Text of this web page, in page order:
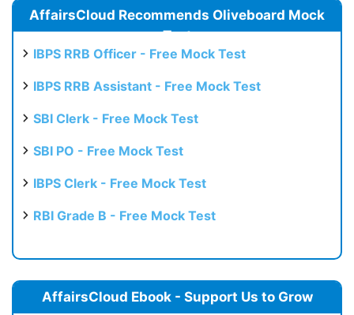
AffairsCloud Recommends Oliveboard Mock
Test
IBPS RRB Officer - Free Mock Test
IBPS RRB Assistant - Free Mock Test
SBI Clerk - Free Mock Test
SBI PO - Free Mock Test
IBPS Clerk - Free Mock Test
RBI Grade B - Free Mock Test
AffairsCloud Ebook - Support Us to Grow